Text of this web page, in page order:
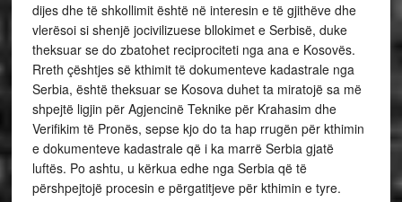
dijes dhe të shkollimit është në interesin e të gjithëve dhe
vlerësoi si shenjë jocivilizuese bllokimet e Serbisë, duke
theksuar se do zbatohet reciprociteti nga ana e Kosovës.
Rreth çështjes së kthimit të dokumenteve kadastrale nga
Serbia, është theksuar se Kosova duhet ta miratojë sa më
shpejtë ligjin për Agjencinë Teknike për Krahasim dhe
Verifikim të Pronës, sepse kjo do ta hap rrugën për kthimin
e dokumenteve kadastrale që i ka marrë Serbia gjatë
luftës. Po ashtu, u kërkua edhe nga Serbia që të
përshpejtojë procesin e përgatitjeve për kthimin e tyre.